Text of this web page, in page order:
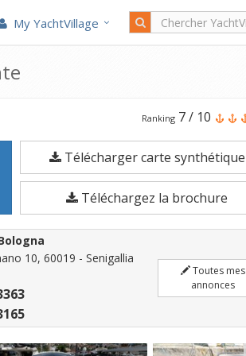
My YachtVillage
Le
Atlantis
ATLANTIS
54
HT
est
Bateau
Ranking 7/ 10
Télécharger carte synthétique
Téléchargez la brochure
10, 60019 - Senigallia
Toutes mes
annonces